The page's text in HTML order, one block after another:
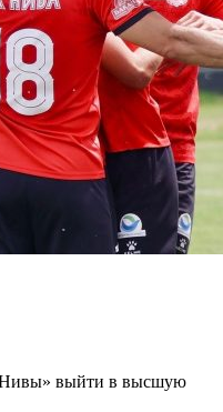
выйти в высшую